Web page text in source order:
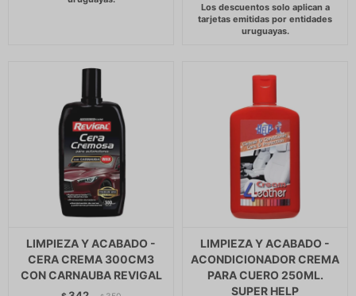
LIMPIEZA Y ACABADO -
CERA CREMA 300CM3
CON CARNAUBA REVIGAL
LIMPIEZA Y ACABADO -
ACONDICIONADOR CREMA
PARA CUERO 250ML.
SUPER HELP